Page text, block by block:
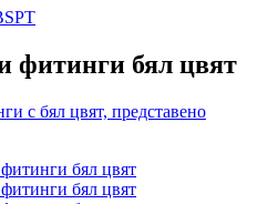
фитинги бял цвят